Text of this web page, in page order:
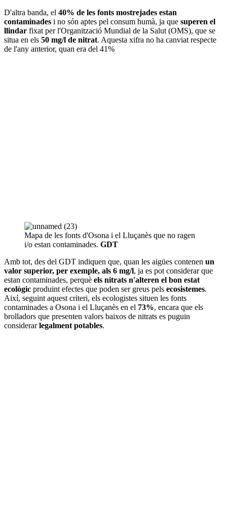
D'altra banda, el 40% de les fonts mostrejades estan
contaminades i no són aptes pel consum humà, ja que superen el
llindar fixat per l'Organització Mundial de la Salut (OMS), que se
situa en els 50 mg/l de nitrat. Aquesta xifra no ha canviat respecte
de l'any anterior, quan era del 41%
Mapa de les fonts d'Osona i el Lluçanès que no ragen
i/o estan contaminades. GDT
Amb tot, des del GDT indiquen que, quan les aigües contenen un
valor superior, per exemple, als 6 mg/l, ja es pot considerar que
estan contaminades, perquè els nitrats n'alteren el bon estat
ecològic produint efectes que poden ser greus pels ecosistemes.
Així, seguint aquest criteri, els ecologistes situen les fonts
contaminades a Osona i el Lluçanès en el 73%, encara que els
brolladors que presenten valors baixos de nitrats es puguin
considerarlegalment potables.